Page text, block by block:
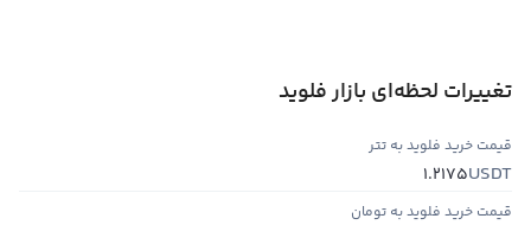
تغییرات لحظه‌ای بازار فلوید
قیمت خرید فلوید به تتر
USDT
1.2175
قیمت خرید فلوید به تومان